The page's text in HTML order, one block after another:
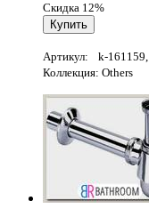
Скидка 12%
Артикул: k-
Коллекция: Others